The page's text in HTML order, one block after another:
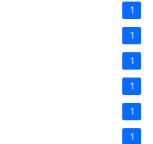
1
1
1
1
1
1